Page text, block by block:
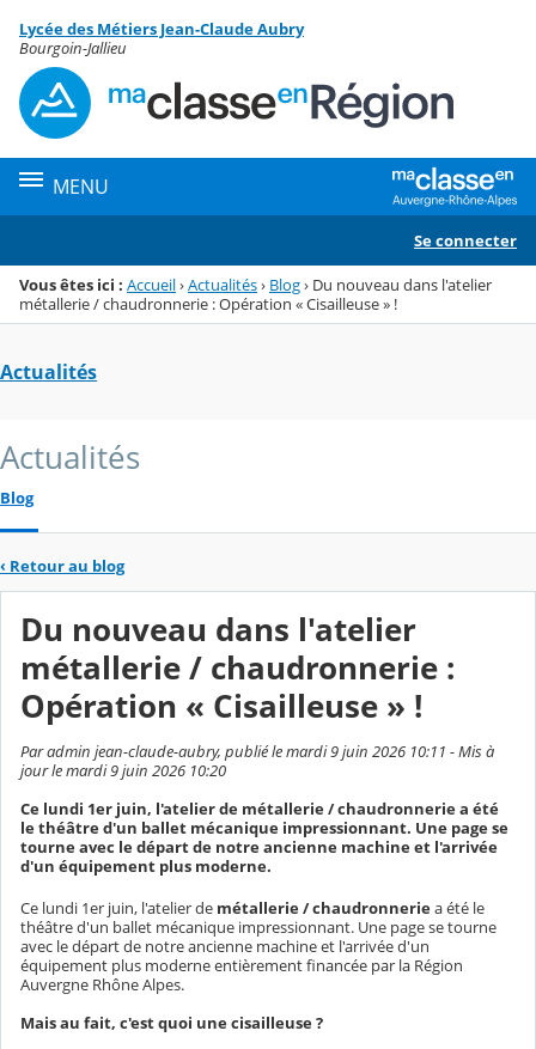
Menu de la rubrique
Contenu
Lycée des Métiers Jean-Claude Aubry
Bourgoin-Jallieu
MENU
Se connecter
Vous êtes ici : Accueil›Actualités› Blog› Du nouveau dans l'atelier
métallerie / chaudronnerie : Opération « Cisailleuse » !
Actualités
Actualités
Blog
‹ Retour au blog
Du nouveau dans l'atelier
métallerie / chaudronnerie :
Opération « Cisailleuse » !
Par admin jean-claude-aubry, publié le mardi 9 juin 2026 10:11 - Mis à
jour le mardi 9 juin 2026 10:20
Ce lundi 1er juin, l'atelier de métallerie / chaudronnerie a été
le théâtre d'un ballet mécanique impressionnant. Une page se
tourne avec le départ de notre ancienne machine et l'arrivée
d'un équipement plus moderne.
Ce lundi 1er juin, l'atelier de métallerie / chaudronneriea été le
théâtre d'un ballet mécanique impressionnant. Une page se tourne
avec le départ de notre ancienne machine et l'arrivée d'un
équipement plus moderne entièrement financée par la Région
Auvergne Rhône Alpes.
Mais au fait, c'est quoi une cisailleuse ?